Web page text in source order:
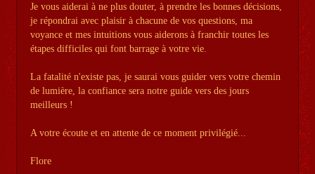
Je vous aiderai à ne plus douter, à prendre les bonnes décisions,
je répondrai avec plaisir à chacune de vos questions, ma
voyance et mes intuitions vous aiderons à franchir toutes les
étapes difficiles qui font barrage à votre vie.
La fatalité n'existe pas, je saurai vous guider vers votre chemin
de lumière, la confiance sera notre guide vers des jours
meilleurs !
A votre écoute et en attente de ce moment privilégié...
Flore